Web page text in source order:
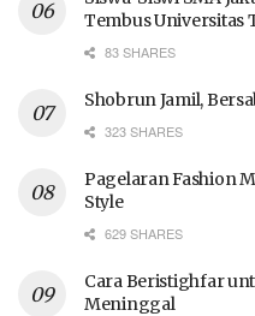
Tembus Universitas
83 SHARES
Shobrun Jamil,
323 SHARES
Pagelaran Fashion
Style
629 SHARES
Cara Beristighfar
Meninggal